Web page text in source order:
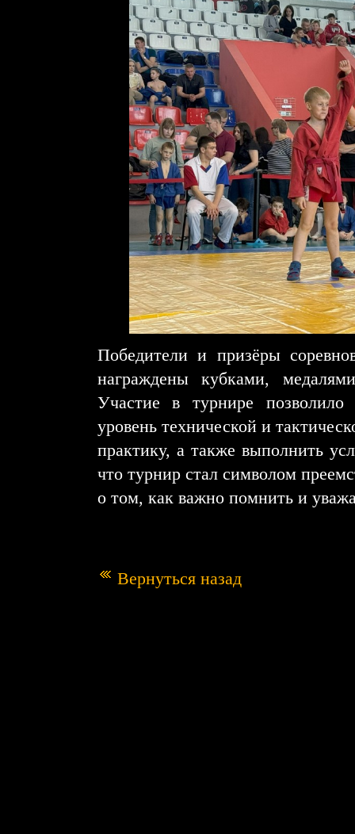
Победители и призёры
награждены кубками,
Участие в турнире позволило
уровень технической и
практику, а также выполнить
что турнир стал символом
о том, как важно помнить и
Вернуться назад